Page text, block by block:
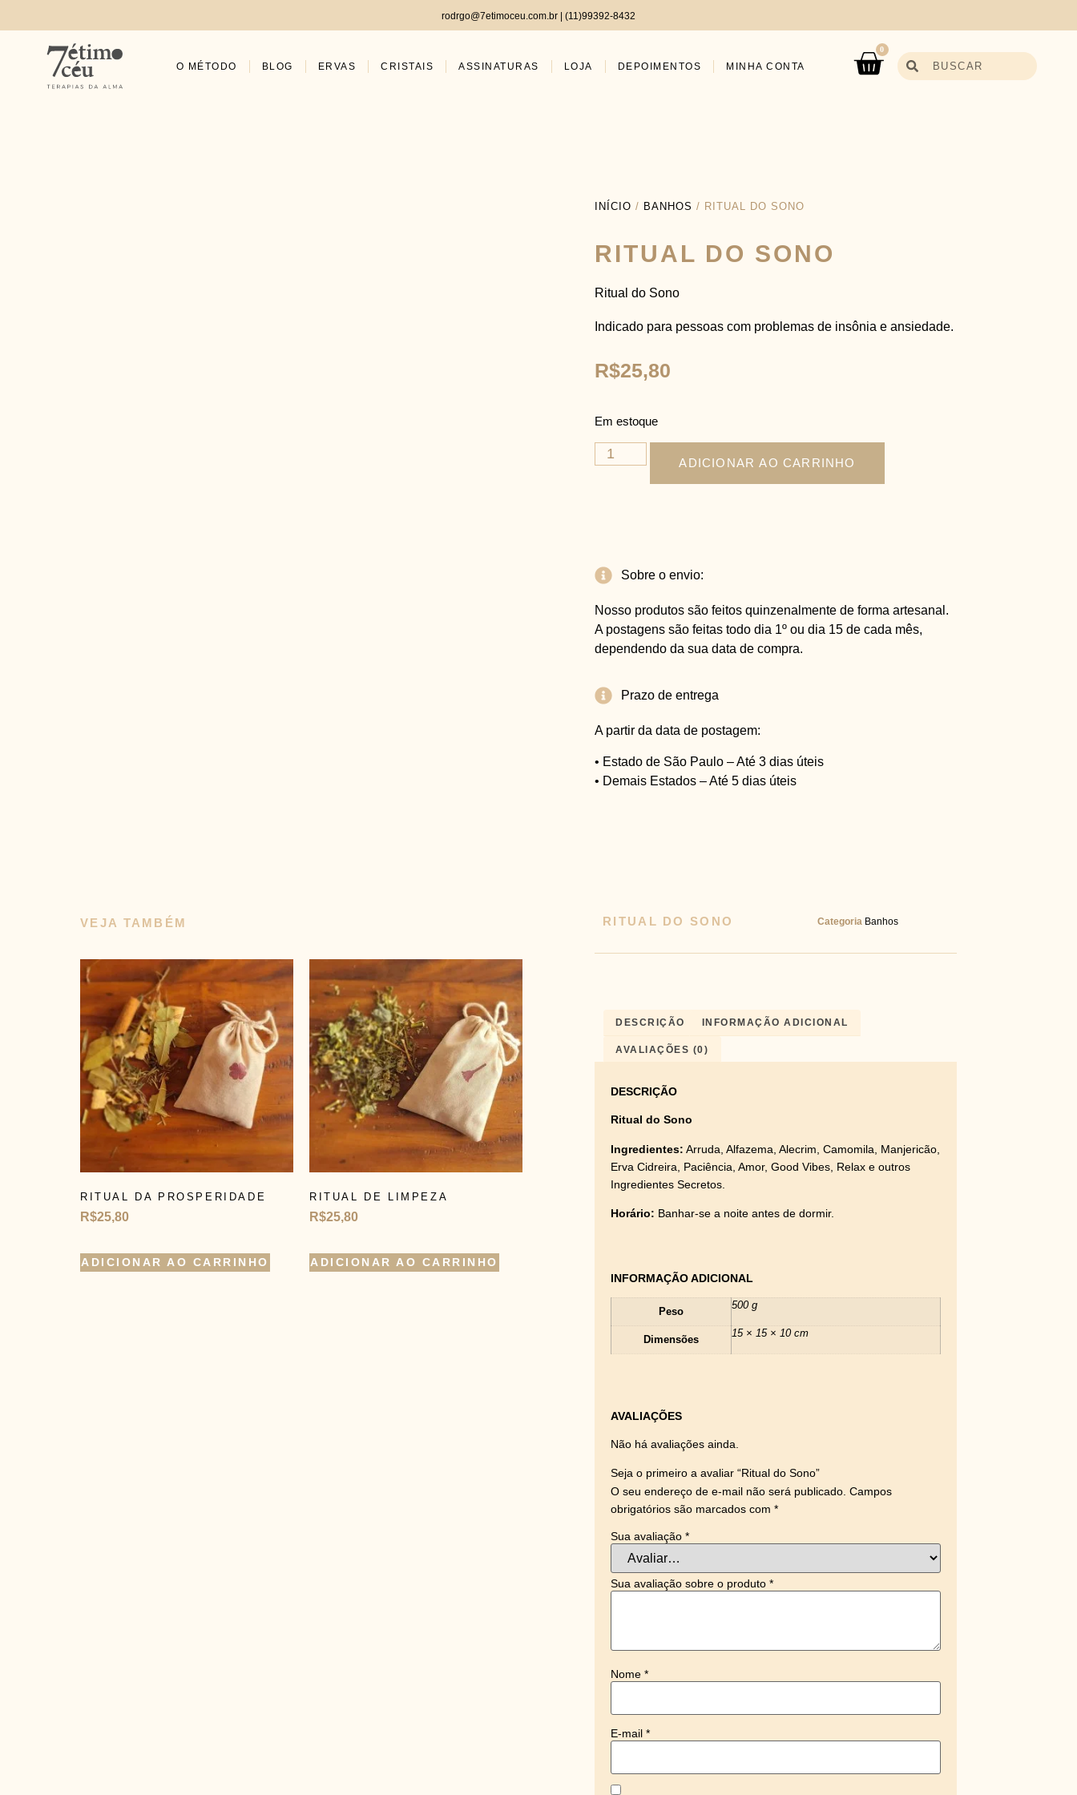
rodrgo@7etimoceu.com.br | (11)99392-8432
O MÉTODO BLOG ERVAS CRISTAIS ASSINATURAS LOJA DEPOIMENTOS MINHA CONTA
0
INÍCIO / BANHOS / RITUAL DO SONO
RITUAL DO SONO
Ritual do Sono
Indicado para pessoas com problemas de insônia e ansiedade.
R$25,80
Em estoque
ADICIONAR AO CARRINHO
Sobre o envio:
Nosso produtos são feitos quinzenalmente de forma artesanal.
A postagens são feitas todo dia 1º ou dia 15 de cada mês,
dependendo da sua data de compra.
Prazo de entrega
A partir da data de postagem:
• Estado de São Paulo – Até 3 dias úteis
• Demais Estados – Até 5 dias úteis
VEJA TAMBÉM
RITUAL DA PROSPERIDADE
R$25,80
ADICIONAR AO CARRINHO
RITUAL DE LIMPEZA
R$25,80
ADICIONAR AO CARRINHO
RITUAL DO SONO Categoria Banhos
DESCRIÇÃO INFORMAÇÃO ADICIONAL
AVALIAÇÕES (0)
DESCRIÇÃO
Ritual do Sono
Ingredientes: Arruda, Alfazema, Alecrim, Camomila, Manjericão,
Erva Cidreira, Paciência, Amor, Good Vibes, Relax e outros
Ingredientes Secretos.
Horário: Banhar-se a noite antes de dormir.
INFORMAÇÃO ADICIONAL
Peso
500 g
Dimensões
15 × 15 × 10 cm
AVALIAÇÕES
Não há avaliações ainda.
Seja o primeiro a avaliar “Ritual do Sono”
O seu endereço de e-mail não será publicado. Campos
obrigatórios são marcados com *
Sua avaliação *
Sua avaliação sobre o produto *
Nome *
E-mail *